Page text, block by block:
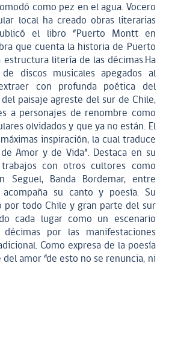
como pez en el agua. Vocero
local ha creado obras literarias
el libro “Puerto Montt en
que cuenta la historia de Puerto
litería de las décimas.Ha
discos musicales apegados al
con profunda poética del
paisaje agreste del sur de Chile,
a personajes de renombre como
olvidados y que ya no están. El
inspiración, la cual traduce
Amor y de Vida”. Destaca en su
con otros cultores como
Seguel, Banda Bordemar, entre
su canto y poesía. Su
por todo Chile y gran parte del sur
cada lugar como un escenario
por las manifestaciones
Como expresa de la poesía
amor “de esto no se renuncia, ni